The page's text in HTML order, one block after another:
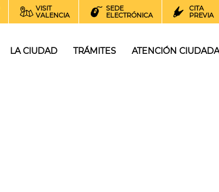
VISIT
VALENCIA
SEDE
ELECTRÓNICA
CITA
PREVIA
LA CIUDAD TRÁMITES ATENCIÓN